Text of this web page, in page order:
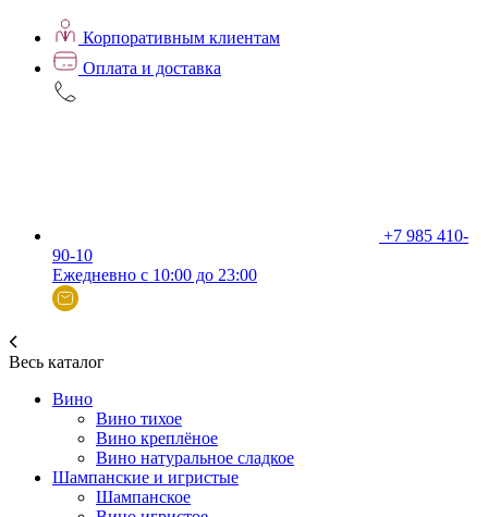
Корпоративным клиентам
Оплата и доставка
+7 985 410-
90-10
Ежедневно с 10:00 до 23:00
Весь каталог
Вино
Вино тихое
Вино креплёное
Вино натуральное сладкое
Шампанские и игристые
Шампанское